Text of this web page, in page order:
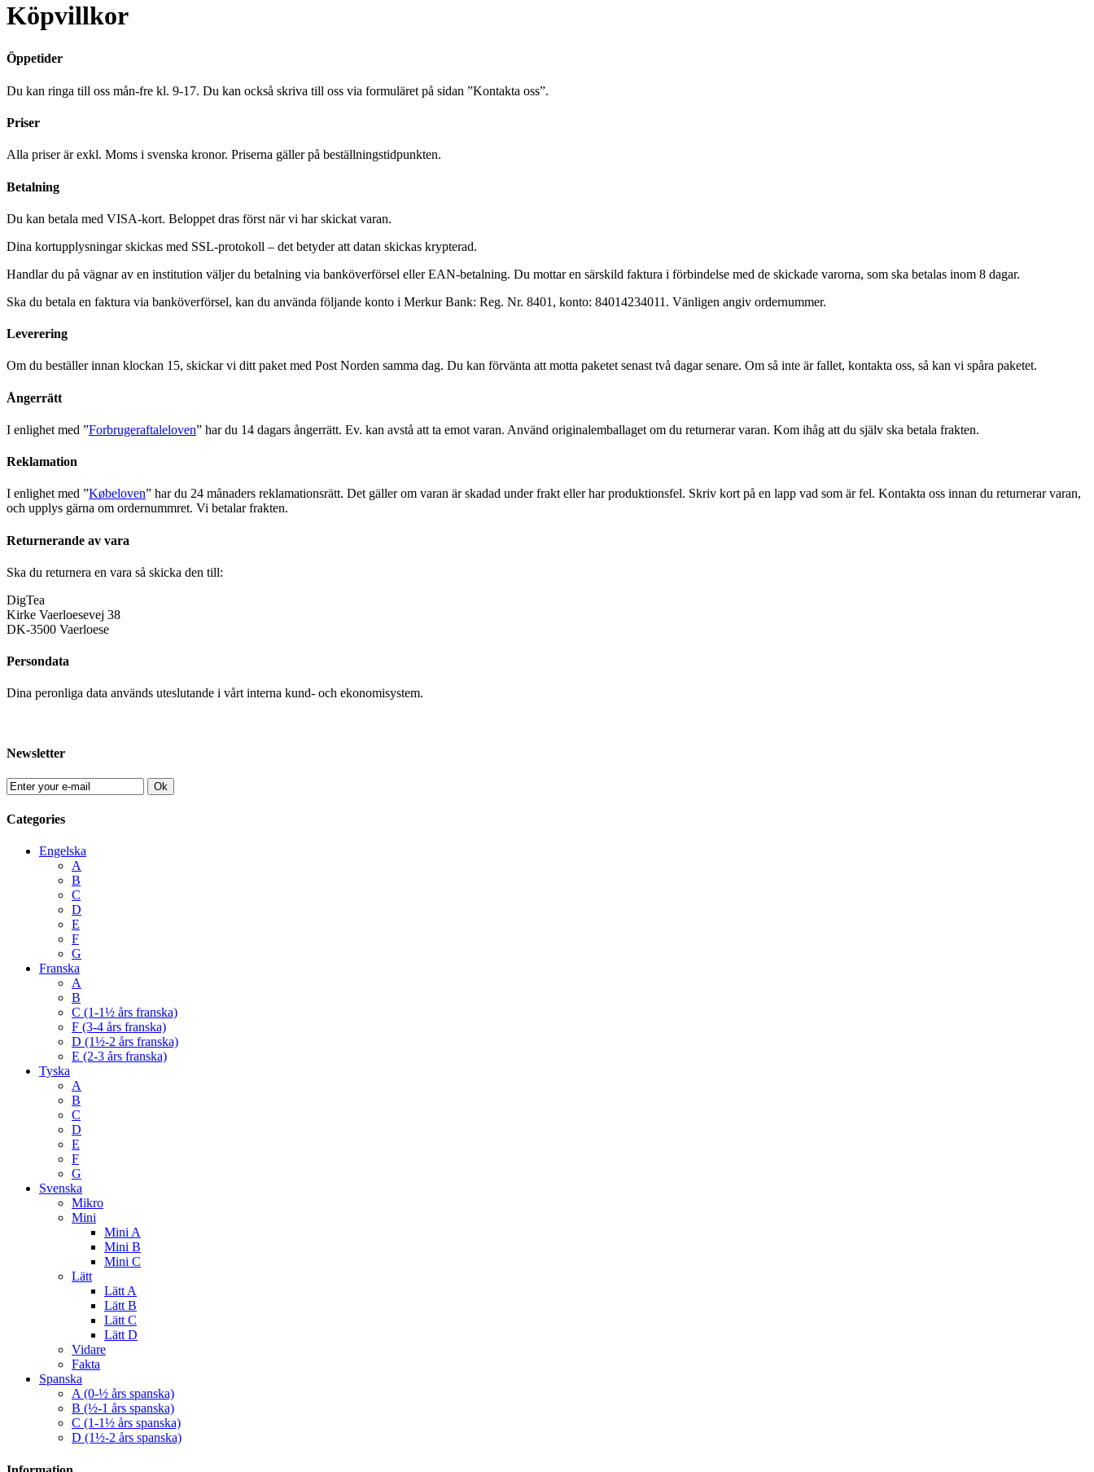
Köpvillkor
Öppetider
Du kan ringa till oss mån-fre kl. 9-17. Du kan också skriva till oss via formuläret på sidan ”Kontakta oss”.
Priser
Alla priser är exkl. Moms i svenska kronor. Priserna gäller på beställningstidpunkten.
Betalning
Du kan betala med VISA-kort. Beloppet dras först när vi har skickat varan.
Dina kortupplysningar skickas med SSL-protokoll – det betyder att datan skickas krypterad.
Handlar du på vägnar av en institution väljer du betalning via banköverförsel eller EAN-betalning. Du mottar en särskild faktura i förbindelse med de skickade varorna, som ska betalas inom 8 dagar.
Ska du betala en faktura via banköverförsel, kan du använda följande konto i Merkur Bank: Reg. Nr. 8401, konto: 84014234011. Vänligen angiv ordernummer.
Leverering
Om du beställer innan klockan 15, skickar vi ditt paket med Post Norden samma dag. Du kan förvänta att motta paketet senast två dagar senare. Om så inte är fallet, kontakta oss, så kan vi spåra paketet.
Ångerrätt
I enlighet med ”Forbrugeraftaleloven” har du 14 dagars ångerrätt. Ev. kan avstå att ta emot varan. Använd originalemballaget om du returnerar varan. Kom ihåg att du själv ska betala frakten.
Reklamation
I enlighet med ”Købeloven” har du 24 månaders reklamationsrätt. Det gäller om varan är skadad under frakt eller har produktionsfel. Skriv kort på en lapp vad som är fel. Kontakta oss innan du returnerar varan,
och upplys gärna om ordernummret. Vi betalar frakten.
Returnerande av vara
Ska du returnera en vara så skicka den till:
DigTea
Kirke Vaerloesevej 38
DK-3500 Vaerloese
Persondata
Dina peronliga data används uteslutande i vårt interna kund- och ekonomisystem.
Newsletter
Ok
Categories
Engelska
A
B
C
D
E
F
G
Franska
A
B
C (1-1½ års franska)
F (3-4 års franska)
D (1½-2 års franska)
E (2-3 års franska)
Tyska
A
B
C
D
E
F
G
Svenska
Mikro
Mini
Mini A
Mini B
Mini C
Lätt
Lätt A
Lätt B
Lätt C
Lätt D
Vidare
Fakta
Spanska
A (0-½ års spanska)
B (½-1 års spanska)
C (1-1½ års spanska)
D (1½-2 års spanska)